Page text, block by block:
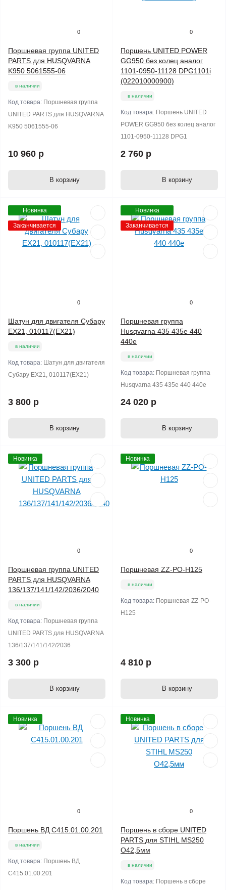
0
Поршневая группа UNITED
PARTS для HUSQVARNA
K950 5061555-06
в наличии
Код товара: Поршневая группа
UNITED PARTS для HUSQVARNA
K950 5061555-06
10 960 р
В корзину
0
Поршень UNITED POWER
GG950 без колец аналог
1101-0950-11128 DPG1101i
(022010000900)
в наличии
Код товара: Поршень UNITED
POWER GG950 без колец аналог
1101-0950-11128 DPG1
2 760 р
В корзину
Новинка
Заканчивается
0
Шатун для двигателя Субару
EX21, 010117(ЕX21)
в наличии
Код товара: Шатун для двигателя
Субару EX21, 010117(ЕX21)
3 800 р
В корзину
Новинка
Заканчивается
0
Поршневая группа
Husqvarna 435 435e 440
440e
в наличии
Код товара: Поршневая группа
Husqvarna 435 435e 440 440e
24 020 р
В корзину
Новинка
0
Поршневая группа UNITED
PARTS для HUSQVARNA
136/137/141/142/2036/2040
в наличии
Код товара: Поршневая группа
UNITED PARTS для HUSQVARNA
136/137/141/142/2036
3 300 р
В корзину
Новинка
0
Поршневая ZZ-PO-H125
в наличии
Код товара: Поршневая ZZ-PO-
H125
4 810 р
В корзину
Новинка
0
Поршень ВД С415.01.00.201
в наличии
Код товара: Поршень ВД
С415.01.00.201
Новинка
0
Поршень в сборе UNITED
PARTS для STIHL MS250
O42,5мм
в наличии
Код товара: Поршень в сборе